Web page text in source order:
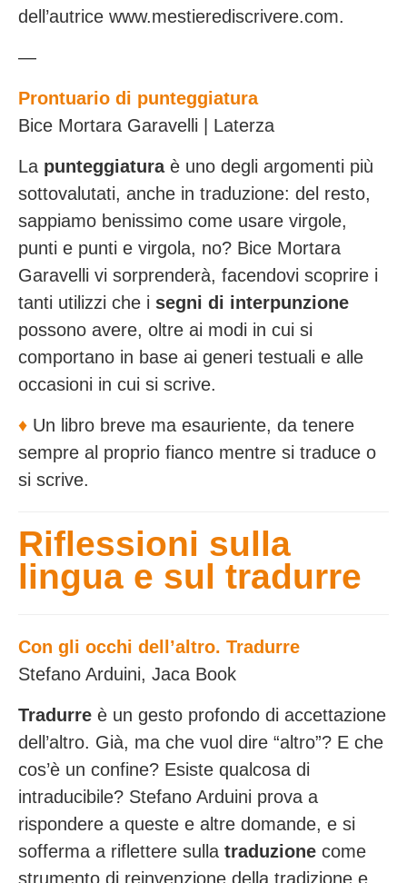
dell’autrice www.mestierediscrivere.com.
—
Prontuario di punteggiatura
Bice Mortara Garavelli | Laterza
La punteggiaturaè uno degli argomenti più
sottovalutati, anche in traduzione: del resto,
sappiamo benissimo come usare virgole,
punti e punti e virgola, no? Bice Mortara
Garavelli vi sorprenderà, facendovi scoprire i
tanti utilizzi che i segni di interpunzione
possono avere, oltre ai modi in cui si
comportano in base ai generi testuali e alle
occasioni in cui si scrive.
♦️ Un libro breve ma esauriente, da tenere
sempre al proprio fianco mentre si traduce o
si scrive.
Riflessioni sulla
lingua e sul tradurre
Con gli occhi dell’altro. Tradurre
Stefano Arduini, Jaca Book
Tradurre è un gesto profondo di accettazione
dell’altro. Già, ma che vuol dire “altro”? E che
cos’è un confine? Esiste qualcosa di
intraducibile? Stefano Arduini prova a
rispondere a queste e altre domande, e si
sofferma a riflettere sulla traduzione come
strumento di reinvenzione della tradizione e